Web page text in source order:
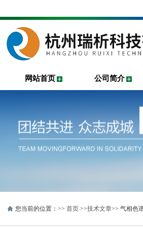
网站首页 公司简介
您当前的位置：>> 首页 >>技术文章>> 气相色